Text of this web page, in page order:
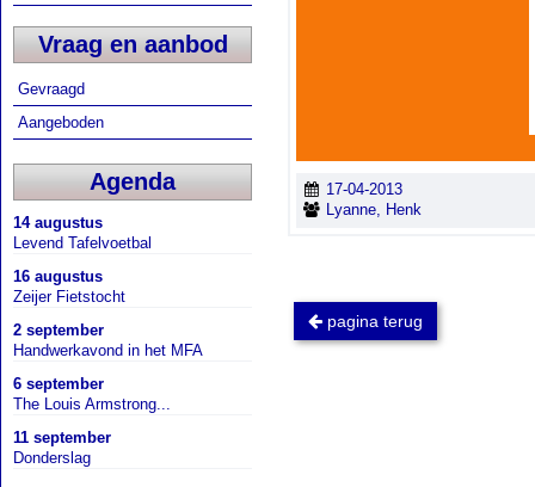
Vraag en aanbod
Gevraagd
Aangeboden
Agenda
14 augustus
Levend Tafelvoetbal
16 augustus
Zeijer Fietstocht
2 september
Handwerkavond in het MFA
6 september
The Louis Armstrong...
11 september
Donderslag
17-04-2013
Lyanne, Henk
pagina terug